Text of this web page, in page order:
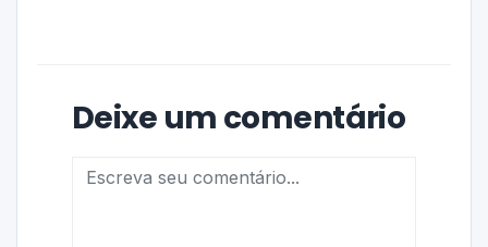
Deixe um comentário